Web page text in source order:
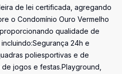
de lei certificada, agregando
o Condomínio Ouro Vermelho
qualidade de
24h e
poliesportivas e de
jogos e festas.Playground,